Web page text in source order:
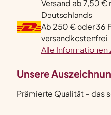
Versand ab 7,50 €
Deutschlands
Ab 250 € oder 36
versandkostenfrei
Alle Informationen
Unsere
Prämierte Qualität – das